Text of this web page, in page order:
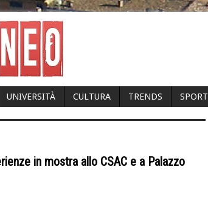
UNIVERSITÀ CULTURA TRENDS SPORT
in mostra allo CSAC e a Palazzo